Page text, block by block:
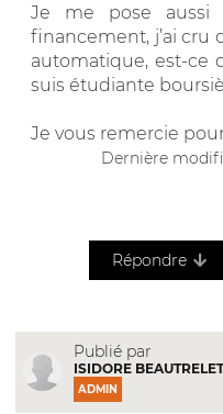
Je me pose aussi
financement, j’ai cru
automatique, est-ce
suis étudiante
Je vous remercie
Dernière
Répondre
Publié par
ISIDORE BEAUTRELET
ADMIN